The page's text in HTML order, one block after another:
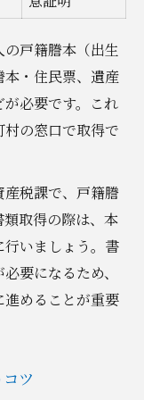
戸籍謄本（出生
・住民票、遺産
必要です。これ
の窓口で取得で
税課で、戸籍謄
取得の際は、本
いましょう。書
要になるため、
めることが重要
ツ